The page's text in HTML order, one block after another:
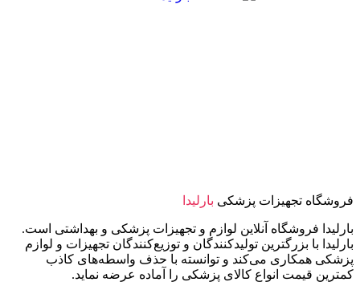
فروشگاه تجهیزات پزشکی بارلیدا
بارلیدا فروشگاه آنلاین لوازم و تجهیزات پزشکی و بهداشتی است.
بارلیدا با بزرگترین تولیدکنندگان و توزیع‌کنندگان تجهیزات و لوازم
پزشکی همکاری می‌کند و توانسته با حذف واسطه‌های کاذب
کمترین قیمت انواع کالای پزشکی را آماده عرضه نماید.